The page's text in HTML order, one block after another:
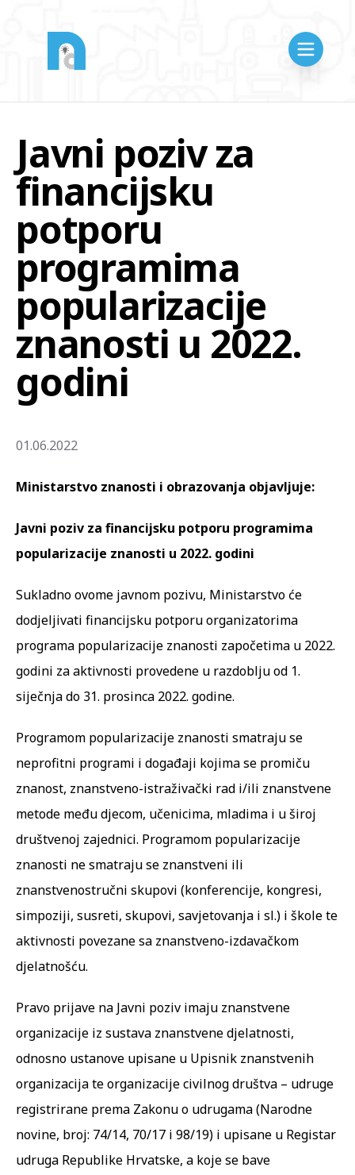
Javni poziv za
financijsku
potporu
programima
popularizacije
znanosti u 2022.
godini
01.06.2022
Ministarstvo znanosti i obrazovanja objavljuje:
Javni poziv za financijsku potporu programima
popularizacije znanosti u 2022. godini
Sukladno ovome javnom pozivu, Ministarstvo će
dodjeljivati financijsku potporu organizatorima
programa popularizacije znanosti započetima u 2022.
godini za aktivnosti provedene u razdoblju od 1.
siječnja do 31. prosinca 2022. godine.
Programom popularizacije znanosti smatraju se
neprofitni programi i događaji kojima se promiču
znanost, znanstveno-istraživački rad i/ili znanstvene
metode među djecom, učenicima, mladima i u široj
društvenoj zajednici. Programom popularizacije
znanosti ne smatraju se znanstveni ili
znanstvenostručni skupovi (konferencije, kongresi,
simpoziji, susreti, skupovi, savjetovanja i sl.) i škole te
aktivnosti povezane sa znanstveno-izdavačkom
djelatnošću.
Pravo prijave na Javni poziv imaju znanstvene
organizacije iz sustava znanstvene djelatnosti,
odnosno ustanove upisane u Upisnik znanstvenih
organizacija te organizacije civilnog društva – udruge
registrirane prema Zakonu o udrugama (Narodne
novine, broj: 74/14, 70/17 i 98/19) i upisane u Registar
udruga Republike Hrvatske, a koje se bave